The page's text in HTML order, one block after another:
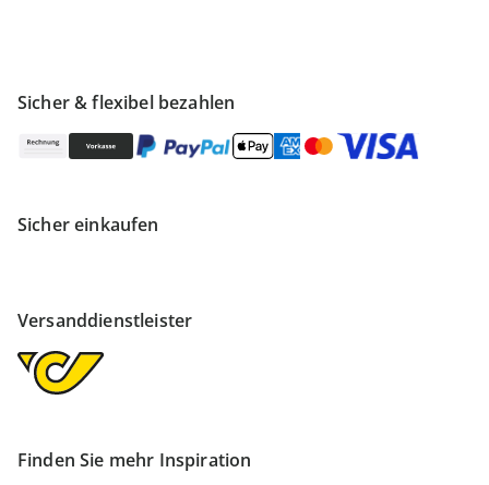
Sicher & flexibel bezahlen
Sicher einkaufen
Versanddienstleister
Finden Sie mehr Inspiration